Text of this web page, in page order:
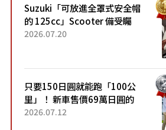
Suzuki「可放進全罩式安全帽
的 125cc」Scooter 備受矚
目！採用全新流線設計與各項
2026.07.20
只要150日圓就能跑「100公
里」！ 新車售價69萬日圓的
「3人座」Trike大受歡迎！ 順
2026.07.12